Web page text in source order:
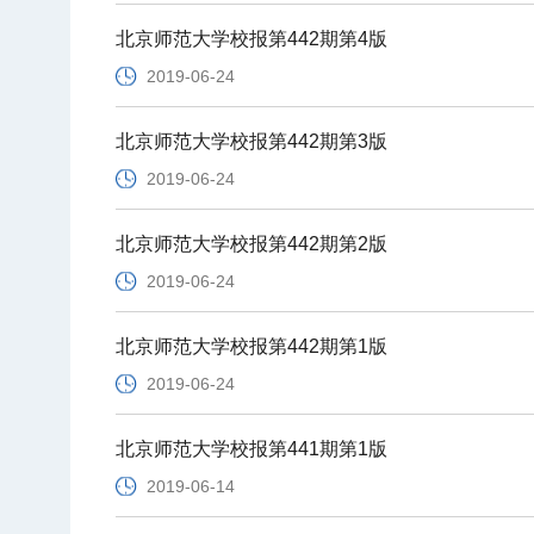
北京师范大学校报第442期第4版
2019-06-24
北京师范大学校报第442期第3版
2019-06-24
北京师范大学校报第442期第2版
2019-06-24
北京师范大学校报第442期第1版
2019-06-24
北京师范大学校报第441期第1版
2019-06-14